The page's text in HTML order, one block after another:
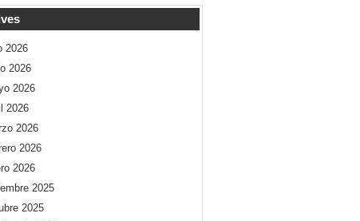
2026
2026
2026
2026
2026
2026
2026
2025
2025